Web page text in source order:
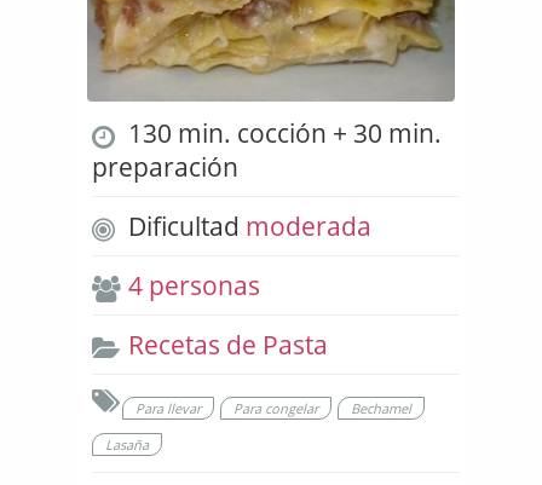
130 min. cocción + 30 min.
preparación
Dificultad moderada
4 personas
Recetas de Pasta
Para llevar Para congelar
Bechamel
Lasaña